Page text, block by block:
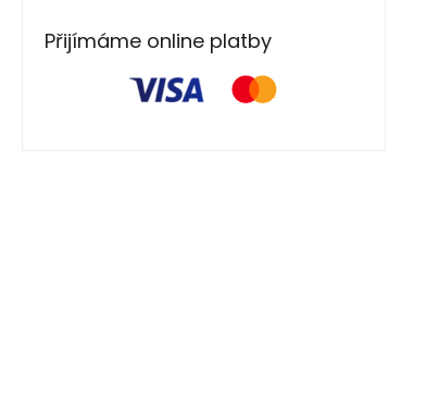
Přijímáme online platby